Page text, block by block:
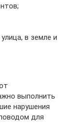
в земле и
выполнить
нарушения
для